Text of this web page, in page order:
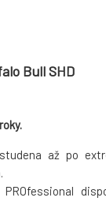
Bull SHD
až po